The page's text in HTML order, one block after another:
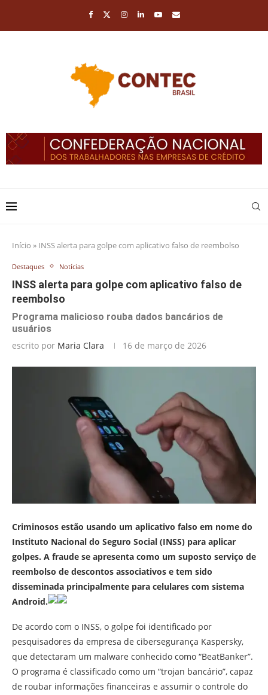
Início » INSS alerta para golpe com aplicativo falso de reembolso
Destaques Notícias
INSS alerta para golpe com aplicativo falso de
reembolso
Programa malicioso rouba dados bancários de
usuários
escrito por Maria Clara 16 de março de 2026
Criminosos estão usando um aplicativo falso em nome do
Instituto Nacional do Seguro Social (INSS) para aplicar
golpes. A fraude se apresenta como um suposto serviço de
reembolso de descontos associativos e tem sido
disseminada principalmente para celulares com sistema
Android.
De acordo com o INSS, o golpe foi identificado por
pesquisadores da empresa de cibersegurança Kaspersky,
que detectaram um malware conhecido como “BeatBanker”.
O programa é classificado como um “trojan bancário”, capaz
de roubar informações financeiras e assumir o controle do